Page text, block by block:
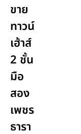
ขาย
ทาวน์
เฮ้าส์
2 ชั้น
มือ
สอง
เพชร
ธารา